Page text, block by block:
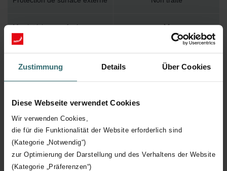
Zustimmung Details Über Cookies
Diese Webseite verwendet Cookies
Wir verwenden Cookies,
die für die Funktionalität der Website erforderlich sind
(Kategorie „Notwendig“)
zur Optimierung der Darstellung und des Verhaltens der Website
(Kategorie „Präferenzen“)
Mur intérieur perforé
Type de production Sans soudure
Couleur extérieure
Incorporable dans le béton
Raccordement 1